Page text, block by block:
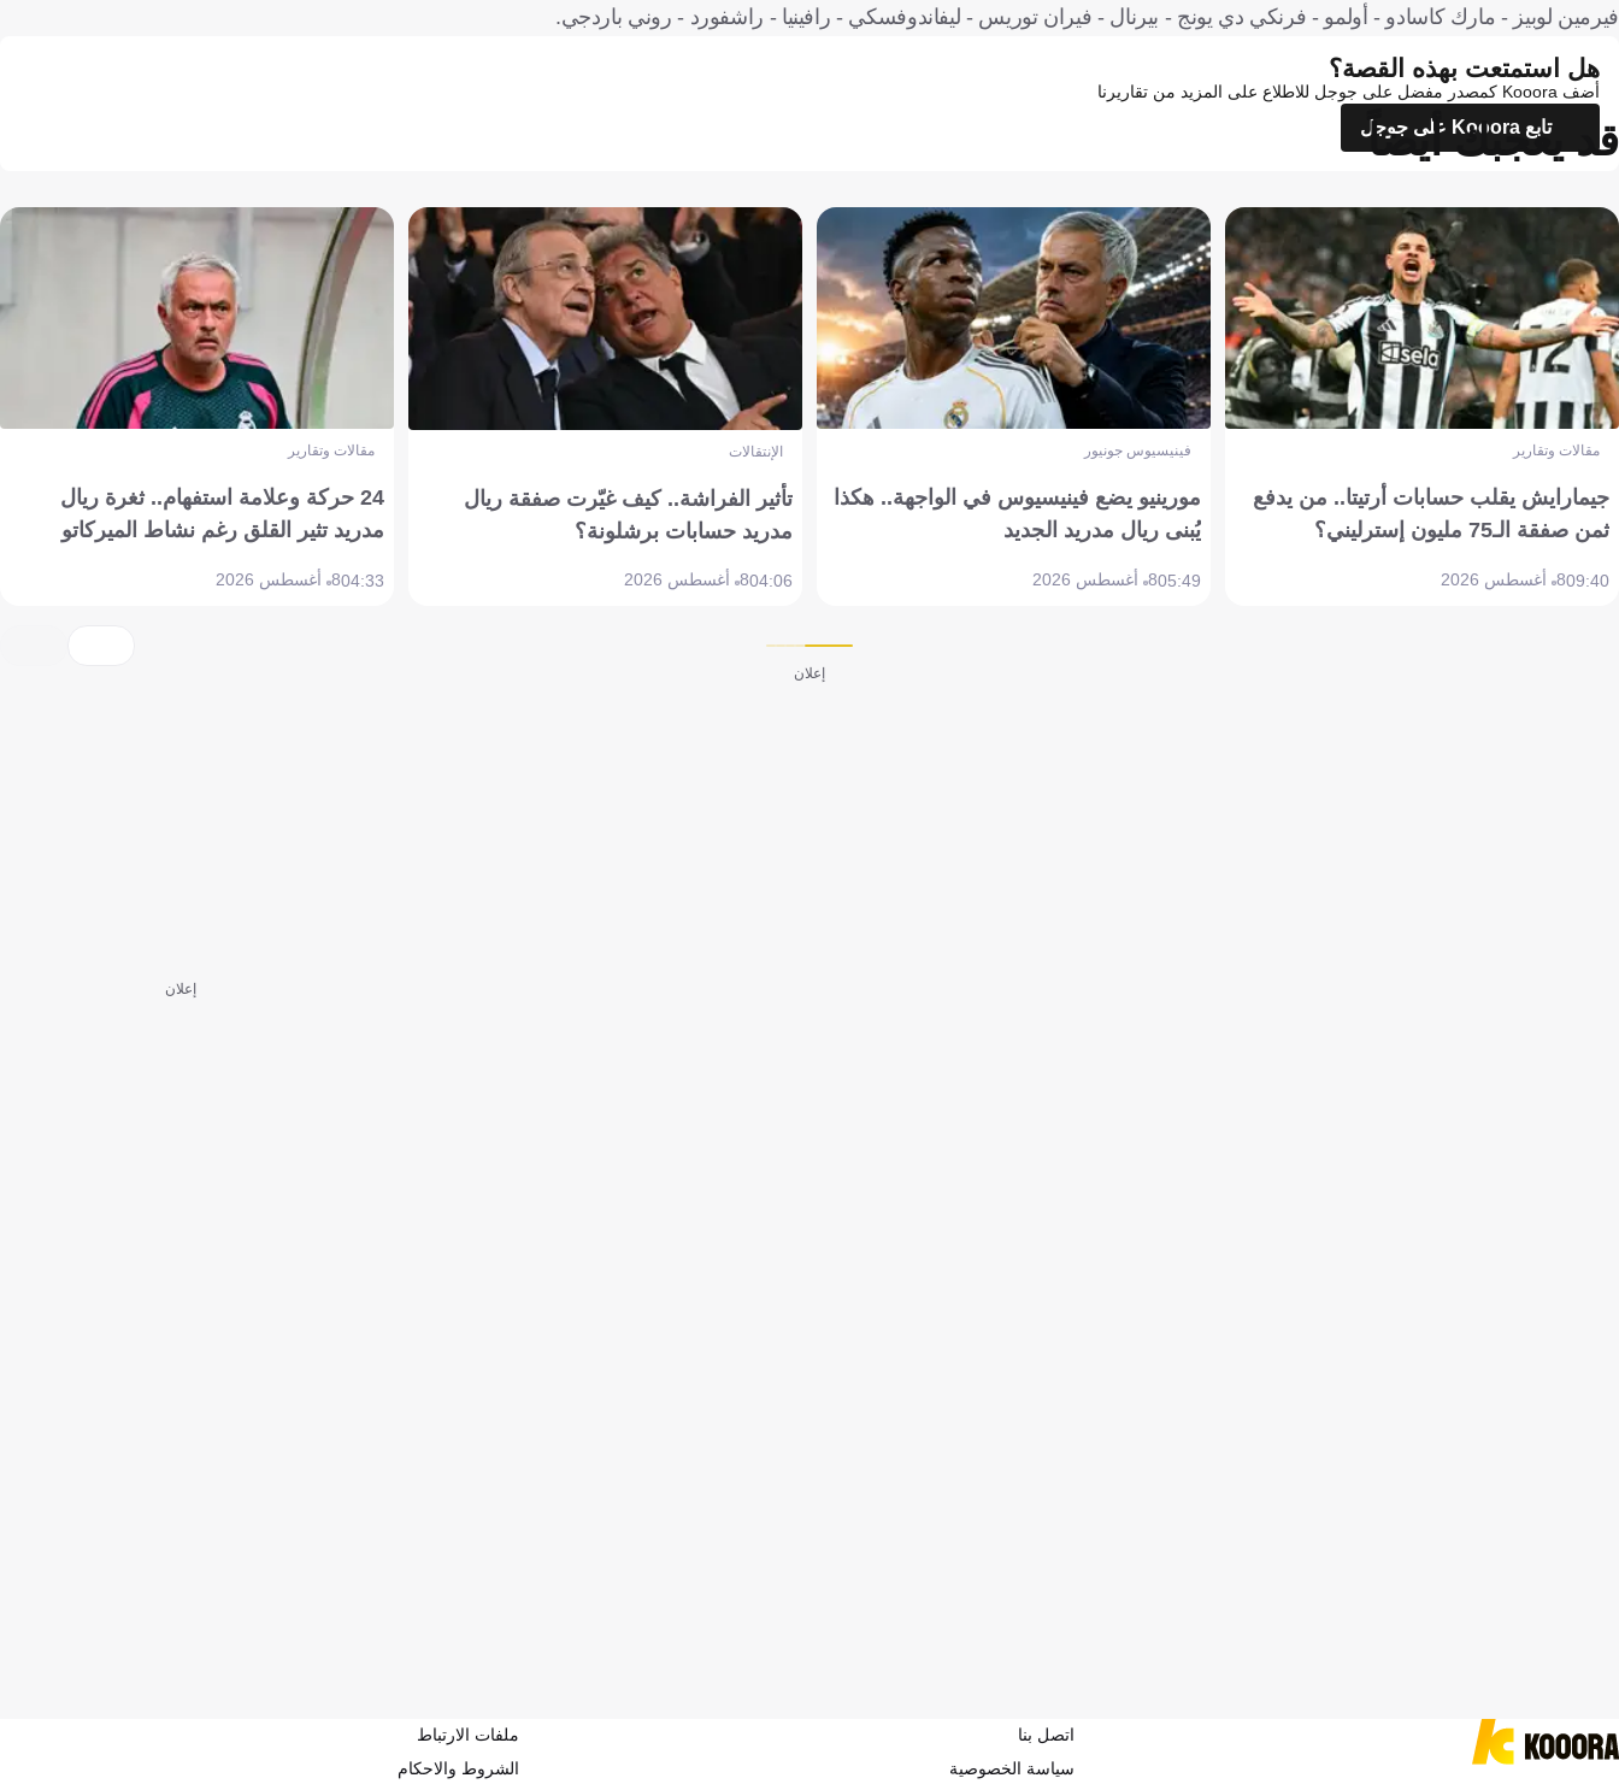
فيرمين لوبيز - مارك كاسادو - أولمو - فرنكي دي يونج - بيرنال - فيران توريس - ليفاندوفسكي - رافينيا - راشفورد - روني باردجي.
هل استمتعت بهذه القصة؟
أضف Kooora كمصدر مفضل على جوجل للاطلاع على المزيد من تقاريرنا
تابع Kooora على جوجل
قد يعجبك أيضاً
مقالات وتقارير
جيمارايش يقلب حسابات أرتيتا.. من يدفع
ثمن صفقة الـ75 مليون إسترليني؟
09:408 أغسطس 2026
فينيسيوس جونيور
مورينيو يضع فينيسيوس في الواجهة.. هكذا
يُبنى ريال مدريد الجديد
05:498 أغسطس 2026
الإنتقالات
تأثير الفراشة.. كيف غيّرت صفقة ريال
مدريد حسابات برشلونة؟
04:068 أغسطس 2026
مقالات وتقارير
24 حركة وعلامة استفهام.. ثغرة ريال
مدريد تثير القلق رغم نشاط الميركاتو
04:338 أغسطس 2026
إعلان
إعلان
اتصل بنا
ملفات الارتباط
سياسة الخصوصية
الشروط والاحكام